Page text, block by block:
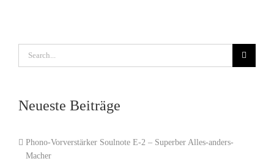
Neueste Beiträge
Phono-Vorverstärker Soulnote E-2 – Superber Alles-anders-
Macher